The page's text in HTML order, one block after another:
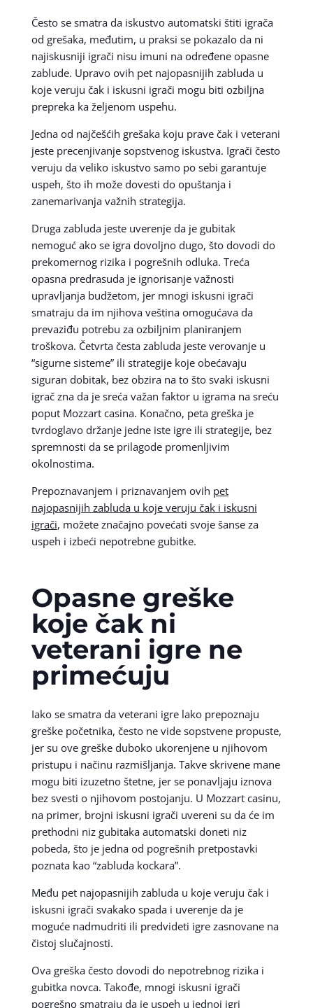
Često se smatra da iskustvo automatski štiti igrača
od grešaka, međutim, u praksi se pokazalo da ni
najiskusniji igrači nisu imuni na određene opasne
zablude. Upravo ovih pet najopasnijih zabluda u
koje veruju čak i iskusni igrači mogu biti ozbiljna
prepreka ka željenom uspehu.
Jedna od najčešćih grešaka koju prave čak i veterani
jeste precenjivanje sopstvenog iskustva. Igrači često
veruju da veliko iskustvo samo po sebi garantuje
uspeh, što ih može dovesti do opuštanja i
zanemarivanja važnih strategija.
Druga zabluda jeste uverenje da je gubitak
nemoguć ako se igra dovoljno dugo, što dovodi do
prekomernog rizika i pogrešnih odluka. Treća
opasna predrasuda je ignorisanje važnosti
upravljanja budžetom, jer mnogi iskusni igrači
smatraju da im njihova veština omogućava da
prevaziđu potrebu za ozbiljnim planiranjem
troškova. Četvrta česta zabluda jeste verovanje u
“sigurne sisteme” ili strategije koje obećavaju
siguran dobitak, bez obzira na to što svaki iskusni
igrač zna da je sreća važan faktor u igrama na sreću
poput Mozzart casina. Konačno, peta greška je
tvrdoglavo držanje jedne iste igre ili strategije, bez
spremnosti da se prilagode promenljivim
okolnostima.
Prepoznavanjem i priznavanjem ovih pet
najopasnijih zabluda u koje veruju čak i iskusni
igrači, možete značajno povećati svoje šanse za
uspeh i izbeći nepotrebne gubitke.
Opasne greške
koje čak ni
veterani igre ne
primećuju
Iako se smatra da veterani igre lako prepoznaju
greške početnika, često ne vide sopstvene propuste,
jer su ove greške duboko ukorenjene u njihovom
pristupu i načinu razmišljanja. Takve skrivene mane
mogu biti izuzetno štetne, jer se ponavljaju iznova
bez svesti o njihovom postojanju. U Mozzart casinu,
na primer, brojni iskusni igrači uvereni su da će im
prethodni niz gubitaka automatski doneti niz
pobeda, što je jedna od pogrešnih pretpostavki
poznata kao “zabluda kockara”.
Među pet najopasnijih zabluda u koje veruju čak i
iskusni igrači svakako spada i uverenje da je
moguće nadmudriti ili predvideti igre zasnovane na
čistoj slučajnosti.
Ova greška često dovodi do nepotrebnog rizika i
gubitka novca. Takođe, mnogi iskusni igrači
pogrešno smatraju da je uspeh u jednoj igri